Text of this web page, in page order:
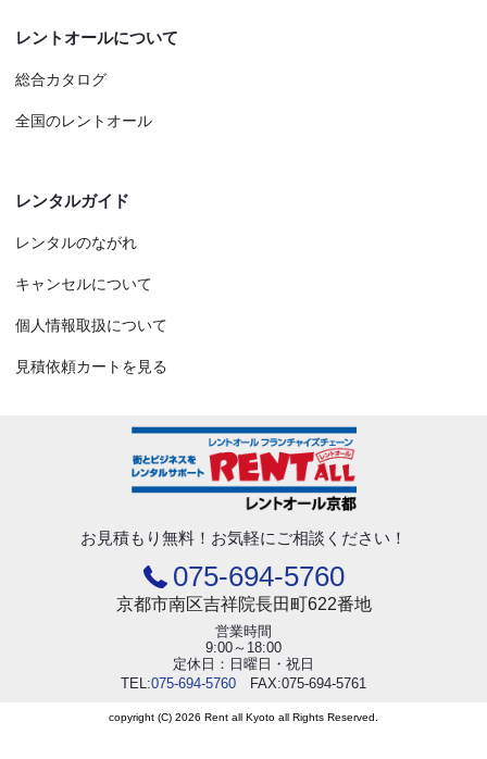
レントオールについて
総合カタログ
全国のレントオール
レンタルガイド
レンタルのながれ
キャンセルについて
個人情報取扱について
見積依頼カートを見る
お見積もり無料！ お気軽にご相談ください！
075-694-5760
京都市南区吉祥院長田町622番地
営業時間
9:00～18:00
定休日：日曜日・祝日
TEL:075-694-5760 FAX:075-694-5761
copyright (C) 2026 Rent all Kyoto all Rights Reserved.